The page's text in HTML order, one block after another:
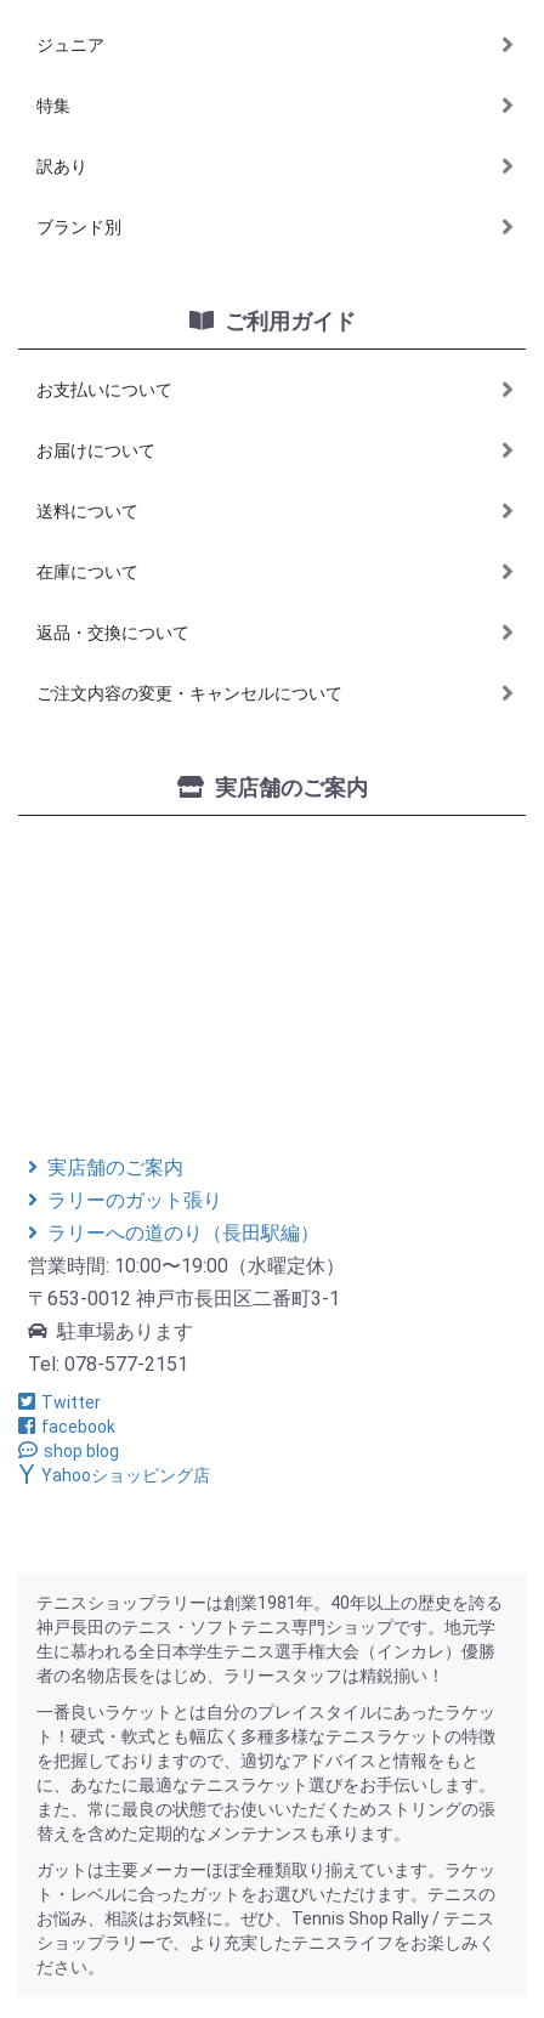
ジュニア
特集
訳あり
ブランド別
ご利用ガイド
お支払いについて
お届けについて
送料について
在庫について
返品・交換について
ご注文内容の変更・キャンセルについて
実店舗のご案内
実店舗のご案内
ラリーのガット張り
ラリーへの道のり（長田駅編）
営業時間: 10:00〜19:00（水曜定休）
〒653-0012 神戸市長田区二番町3-1
駐車場あります
Tel: 078-577-2151
Twitter
facebook
shop blog
Yahooショッピング店
テニスショップラリーは創業1981年。40年以上の歴史を誇る
神戸長田のテニス・ソフトテニス専門ショップです。地元学
生に慕われる全日本学生テニス選手権大会（インカレ）優勝
者の名物店長をはじめ、ラリースタッフは精鋭揃い！
一番良いラケットとは自分のプレイスタイルにあったラケッ
ト！硬式・軟式とも幅広く多種多様なテニスラケットの特徴
を把握しておりますので、適切なアドバイスと情報をもと
に、あなたに最適なテニスラケット選びをお手伝いします。
また、常に最良の状態でお使いいただくためストリングの張
替えを含めた定期的なメンテナンスも承ります。
ガットは主要メーカーほぼ全種類取り揃えています。ラケッ
ト・レベルに合ったガットをお選びいただけます。テニスの
お悩み、相談はお気軽に。ぜひ、Tennis Shop Rally / テニス
ショップラリーで、より充実したテニスライフをお楽しみく
ださい。